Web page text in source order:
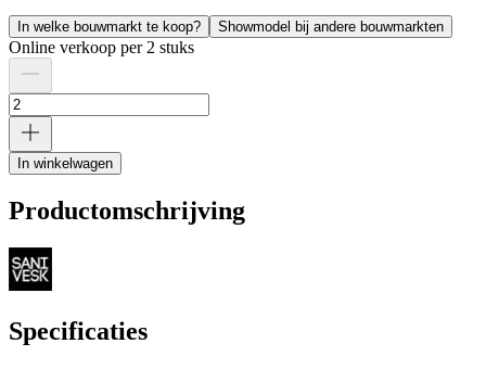
In welke bouwmarkt te koop? Showmodel bij andere bouwmarkten
Online verkoop per 2 stuks
In winkelwagen
Productomschrijving
Specificaties